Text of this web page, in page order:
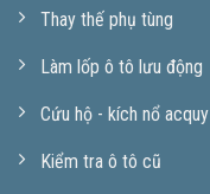
Thay thế phụ tùng
Làm lốp ô tô lưu động
Cứu hộ - kích nổ acquy
Kiểm tra ô tô cũ